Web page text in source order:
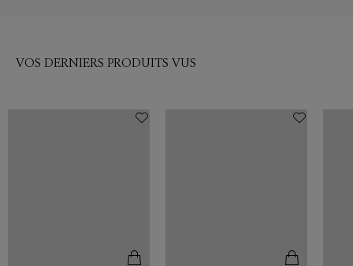
VOS DERNIERS PRODUITS VUS